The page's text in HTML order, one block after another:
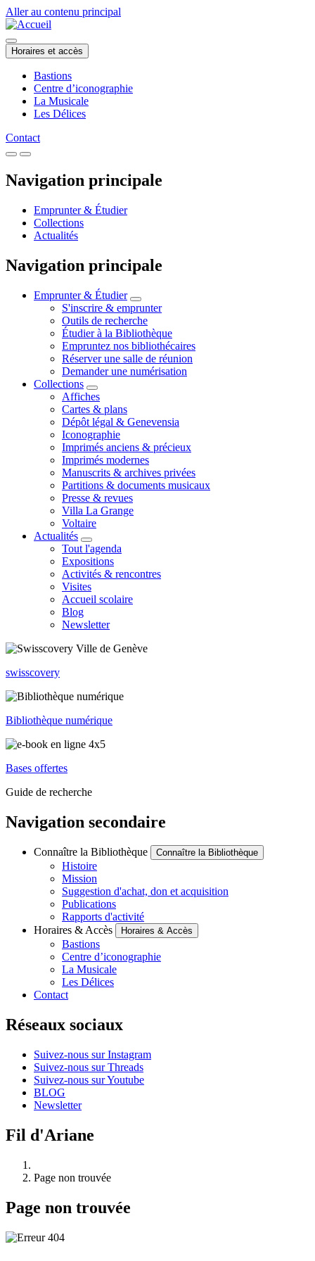
Aller au contenu principal
Horaires et accès
Bastions
Centre d’iconographie
La Musicale
Les Délices
Contact
Navigation principale
Emprunter & Étudier
Collections
Actualités
Navigation principale
Emprunter & Étudier
S'inscrire & emprunter
Outils de recherche
Étudier à la Bibliothèque
Empruntez nos bibliothécaires
Réserver une salle de réunion
Demander une numérisation
Collections
Affiches
Cartes & plans
Dépôt légal & Genevensia
Iconographie
Imprimés anciens & précieux
Imprimés modernes
Manuscrits & archives privées
Partitions & documents musicaux
Presse & revues
Villa La Grange
Voltaire
Actualités
Tout l'agenda
Expositions
Activités & rencontres
Visites
Accueil scolaire
Blog
Newsletter
swisscovery
Bibliothèque numérique
Bases offertes
Guide de recherche
Navigation secondaire
Connaître la Bibliothèque Connaître la Bibliothèque
Histoire
Mission
Suggestion d'achat, don et acquisition
Publications
Rapports d'activité
Horaires & Accès
Horaires & Accès
Bastions
Centre d’iconographie
La Musicale
Les Délices
Contact
Réseaux sociaux
Suivez-nous sur Instagram
Suivez-nous sur Threads
Suivez-nous sur Youtube
BLOG
Newsletter
Fil d'Ariane
Page non trouvée
Page non trouvée